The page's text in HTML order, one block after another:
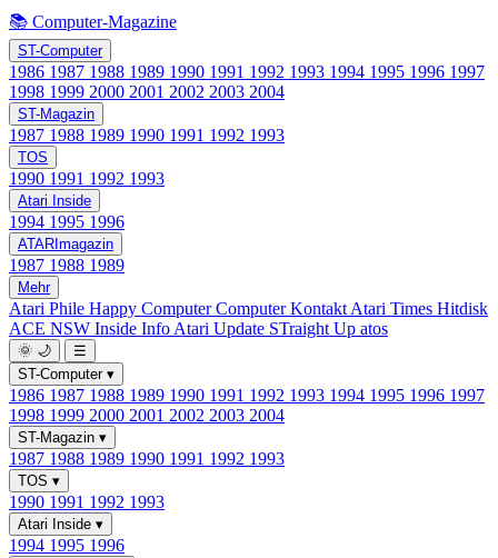
📚 Computer-Magazine
ST-Computer
1986 1987 1988 1989 1990 1991 1992 1993 1994 1995 1996 1997
1998 1999 2000 2001 2002 2003 2004
ST-Magazin
1987 1988 1989 1990 1991 1992 1993
TOS
1990 1991 1992 1993
Atari Inside
1994 1995 1996
ATARImagazin
1987 1988 1989
Mehr
Atari Phile Happy ComputerComputer Kontakt Atari Times Hitdisk
ACE NSW Inside Info Atari Update STraight Up atos
🌞 🌙
☰
ST-Computer ▾
1986 1987 1988 1989 1990 1991 1992 1993 1994 1995 1996 1997
1998 1999 2000 2001 2002 2003 2004
ST-Magazin ▾
1987 1988 1989 1990 1991 1992 1993
TOS ▾
1990 1991 1992 1993
Atari Inside ▾
1994 1995 1996